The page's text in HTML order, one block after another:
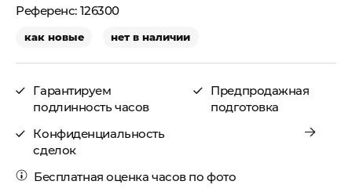
126300
как новые нет в наличии
Гарантируем
подлинность часов
Конфиденциальность
сделок
Предпродажная
подготовка
Бесплатнаяоценка часов по фото